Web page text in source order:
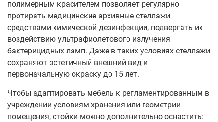
полимерным красителем позволяет регулярно
протирать медицинские архивные стеллажи
средствами химической дезинфекции, подвергать их
воздействию ультрафиолетового излучения
бактерицидных ламп. Даже в таких условиях стеллажи
сохраняют эстетичный внешний вид и
первоначальную окраску до 15 лет.
Чтобы адаптировать мебель к регламентированным в
учреждении условиям хранения или геометрии
помещения, стойки можно дополнительно оснастить: